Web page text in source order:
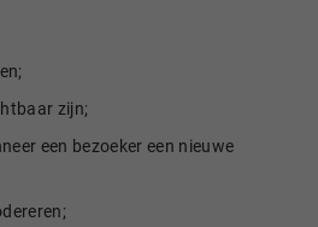
zijn;
een bezoeker een nieuwe